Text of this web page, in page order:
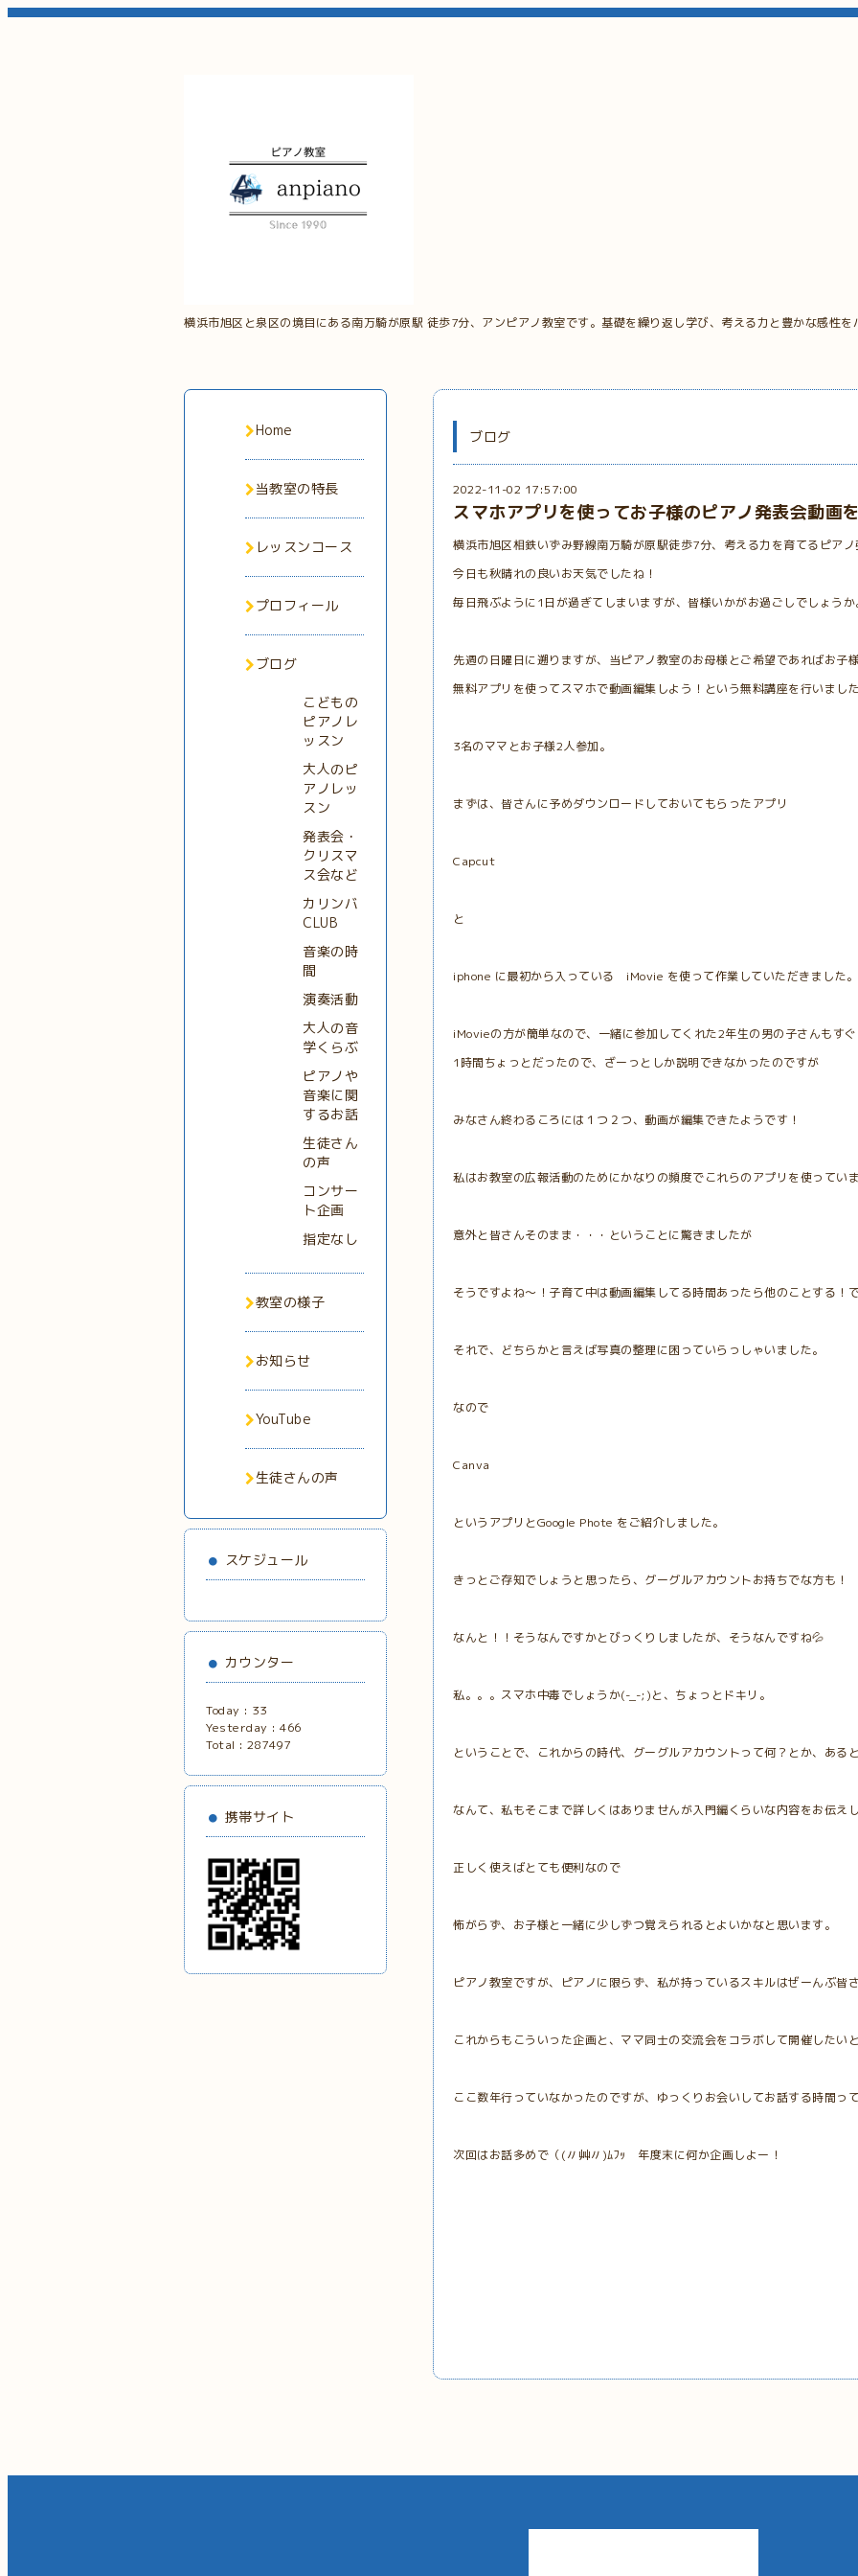
横浜市旭区と泉区の境目にある南万騎が原駅 徒歩7分、アンピアノ教室です。基礎を繰り返し学び、考える力と豊かな感性
ブログ
2022-11-02 17:57:00
スマホアプリを使ってお子様のピアノ発表会動画
横浜市旭区相鉄いずみ野線南万騎が原駅徒歩7分、考える力を育てるピア
今日も秋晴れの良いお天気でしたね！
毎日飛ぶように1日が過ぎてしまいますが、皆様いかがお過ごしでしょうか
先週の日曜日に遡りますが、当ピアノ教室のお母様とご希望であればお子
無料アプリを使ってスマホで動画編集しよう！という無料講座を行いまし
3名のママとお子様2人参加。
まずは、皆さんに予めダウンロードしておいてもらったアプリ
Capcut
と
iphone に最初から入っている iMovie を使って作業していただきました。
iMovieの方が簡単なので、一緒に参加してくれた2年生の男の子さんもす
1時間ちょっとだったので、ざーっとしか説明できなかったのですが
みなさん終わるころには１つ２つ、動画が編集できたようです！
私はお教室の広報活動のためにかなりの頻度でこれらのアプリを使ってい
意外と皆さんそのまま・・・ということに驚きましたが
そうですよね～！子育て中は動画編集してる時間あったら他のことする！
それで、どちらかと言えば写真の整理に困っていらっしゃいました。
なので
Canva
というアプリとGoogle Phote をご紹介しました。
きっとご存知でしょうと思ったら、グーグルアカウントお持ちでな方も！
なんと！！そうなんですかとびっくりしましたが、そうなんですね💦
私。。。スマホ中毒でしょうか(-_-;)と、ちょっとドキリ。
ということで、これからの時代、グーグルアカウントって何？とか、ある
なんて、私もそこまで詳しくはありませんが入門編くらいな内容をお伝え
正しく使えばとても便利なので
怖がらず、お子様と一緒に少しずつ覚えられるとよいかなと思います。
ピアノ教室ですが、ピアノに限らず、私が持っているスキルはぜーんぶ皆
これからもこういった企画と、ママ同士の交流会をコラボして開催したい
ここ数年行っていなかったのですが、ゆっくりお会いしてお話する時間っ
次回はお話多めで（(〃艸〃)ﾑﾌｯ 年度末に何か企画しよー！
Home
当教室の特長
レッスンコース
プロフィール
ブログ
こどもの
ピアノレ
ッスン
大人のピ
アノレッ
スン
発表会・
クリスマ
ス会など
カリンバ
CLUB
音楽の時
間
演奏活動
大人の音
学くらぶ
ピアノや
音楽に関
するお話
生徒さん
の声
コンサー
ト企画
指定なし
教室の様子
お知らせ
YouTube
生徒さんの声
スケジュール
カウンター
Today : 33
Yesterday : 466
Total : 287497
携帯サイト